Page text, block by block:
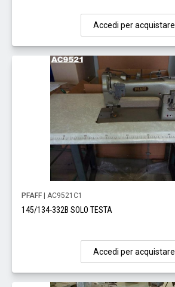
Accedi per acquistare
PFAFF | AC9521C1
145/134-332B SOLO TESTA
Accedi per acquistare